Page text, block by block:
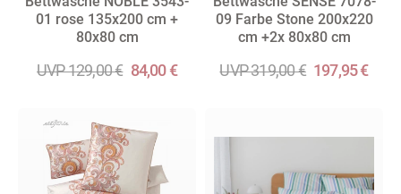
01 rose 135x200 cm +
80x80 cm
UVP 129,00 € 84,00 €
09 Farbe Stone 200x220
cm +2x 80x80 cm
UVP 319,00 € 197,95 €